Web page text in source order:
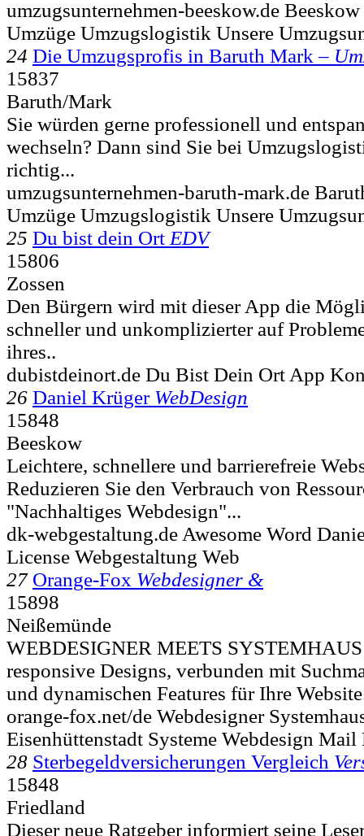
umzugsunternehmen-beeskow.de
Umzüge Umzugslogistik Unsere
24 Die Umzugsprofis in Baruth Mark –
15837
Baruth/Mark
Sie würden gerne professionell und
wechseln? Dann sind Sie bei
richtig...
umzugsunternehmen-baruth-mark.de
Umzüge Umzugslogistik Unsere
25 Du bist dein Ort EDV
15806
Zossen
Den Bürgern wird mit dieser App die
schneller und unkomplizierter auf
ihres..
dubistdeinort.de Du Bist Dein Ort App
26 Daniel Krüger WebDesign
15848
Beeskow
Leichtere, schnellere und barrierefreie
Reduzieren Sie den Verbrauch von
"Nachhaltiges Webdesign"...
dk-webgestaltung.de Awesome Word
License Webgestaltung Web
27 Orange-Fox Webdesigner &
15898
Neißemünde
WEBDESIGNER MEETS
responsive Designs, verbunden mit
und dynamischen Features für Ihre
orange-fox.net/de Webdesigner
Eisenhüttenstadt Systeme Webdesign Mail
28 Sterbegeldversicherungen Vergleich
15848
Friedland
Dieser neue Ratgeber informiert seine